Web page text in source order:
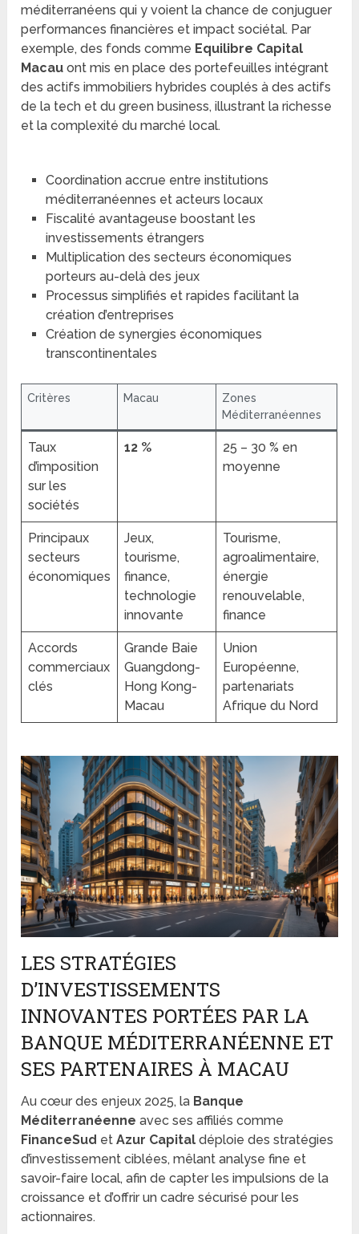
méditerranéens qui y voient la chance de conjuguer
performances financières et impact sociétal. Par
exemple, des fonds comme Equilibre Capital
Macau ont mis en place des portefeuilles intégrant
des actifs immobiliers hybrides couplés à des actifs
de la tech et du green business, illustrant la richesse
et la complexité du marché local.
Coordination accrue entre institutions
méditerranéennes et acteurs locaux
Fiscalité avantageuse boostant les
investissements étrangers
Multiplication des secteurs économiques
porteurs au-delà des jeux
Processus simplifiés et rapides facilitant la
création d’entreprises
Création de synergies économiques
transcontinentales
Critères Macau
Zones
Méditerranéennes
Taux
d’imposition
sur les
sociétés
12 %
25 – 30 % en
moyenne
Principaux
secteurs
économiques
Jeux,
tourisme,
finance,
technologie
innovante
Tourisme,
agroalimentaire,
énergie
renouvelable,
finance
Accords
commerciaux
clés
Grande Baie
Guangdong-
Hong Kong-
Macau
Union
Européenne,
partenariats
Afrique du Nord
LES STRATÉGIES
D’INVESTISSEMENTS
INNOVANTES PORTÉES PAR LA
BANQUE MÉDITERRANÉENNE ET
SES PARTENAIRES À MACAU
Au cœur des enjeux 2025, la Banque
Méditerranéenne avec ses affiliés comme
FinanceSud etAzur Capital déploie des stratégies
d’investissement ciblées, mêlant analyse fine et
savoir-faire local, afin de capter les impulsions de la
croissance et d’offrir un cadre sécurisé pour les
actionnaires.